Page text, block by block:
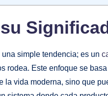
una simple tendencia; es un
rodea. Este enfoque se
vida moderna, sino que